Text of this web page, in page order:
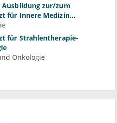
zur/zum
für Innere Medizin
Intensivmedizin)
für Strahlentherapie-
Onkologie